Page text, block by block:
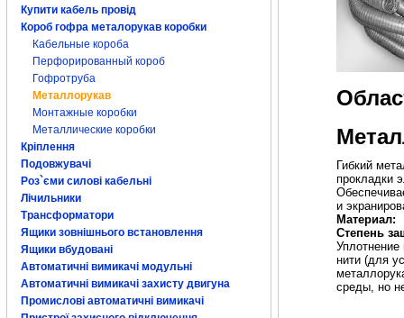
Купити кабель провід
Короб гофра металорукав коробки
Кабельные короба
Перфорированный короб
Гофротруба
Металлорукав
Монтажные коробки
Металлические коробки
Кріплення
Подовжувачі
Роз`єми силові кабельні
Лічильники
Трансформатори
Ящики зовнішнього встановлення
Ящики вбудовані
Автоматичні вимикачі модульні
Автоматичні вимикачі захисту двигуна
Промислові автоматичні вимикачі
Гибкий
прокладки
и
Материал:
Степень
нити (для
среды, но